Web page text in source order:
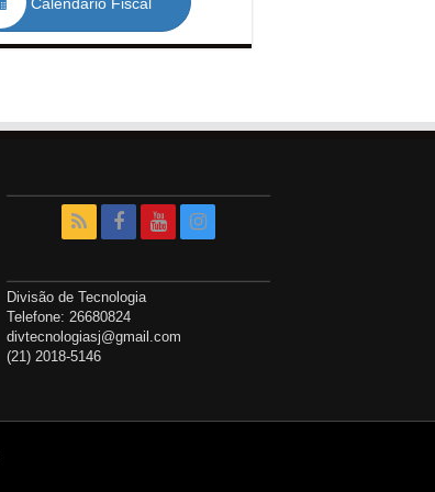
Calendário Fiscal
Divisão de Tecnologia
Telefone: 26680824
divtecnologiasj@gmail.com
(21) 2018-5146